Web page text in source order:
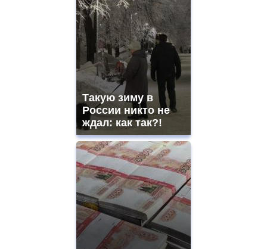
Такую зиму в
России никто не
ждал: как так?!